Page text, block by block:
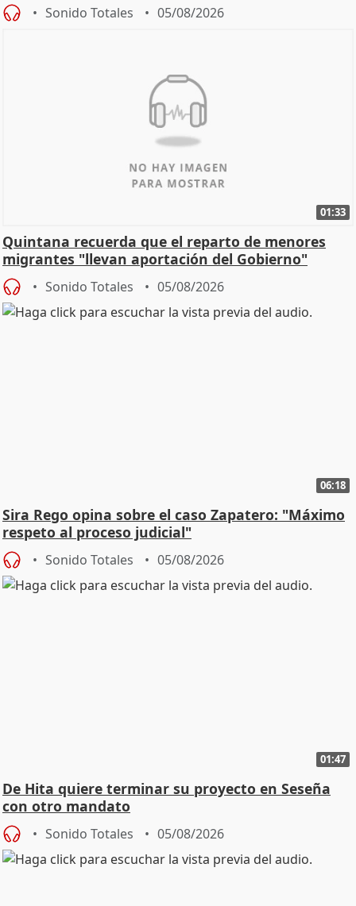
Sonido Totales 05/08/2026
01:33
Quintana recuerda que el reparto de menores
migrantes "llevan aportación del Gobierno"
central
Sonido Totales 05/08/2026
06:18
Sira Rego opina sobre el caso Zapatero: "Máximo
respeto al proceso judicial"
Sonido Totales 05/08/2026
01:47
De Hita quiere terminar su proyecto en Seseña
con otro mandato
Sonido Totales 05/08/2026